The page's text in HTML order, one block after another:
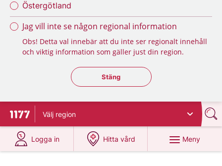
Östergötland
Jag vill inte se någon regional information
Obs! Detta val innebär att du inte ser regionalt innehåll
och viktig information som gäller just din region.
Stäng regionsväljaren
Stäng
Till startsidan för 1177
Välj region
Logga in
på 1177.se
Hitta vård
på 1177.se
Meny